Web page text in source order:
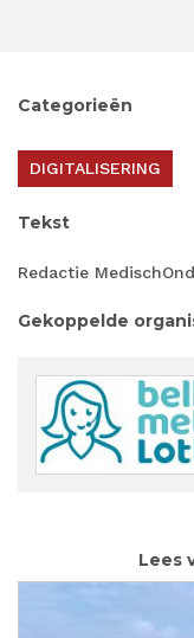
Categorieën
DIGITALISERING
Tekst
Redactie
Gekoppelde
Lees